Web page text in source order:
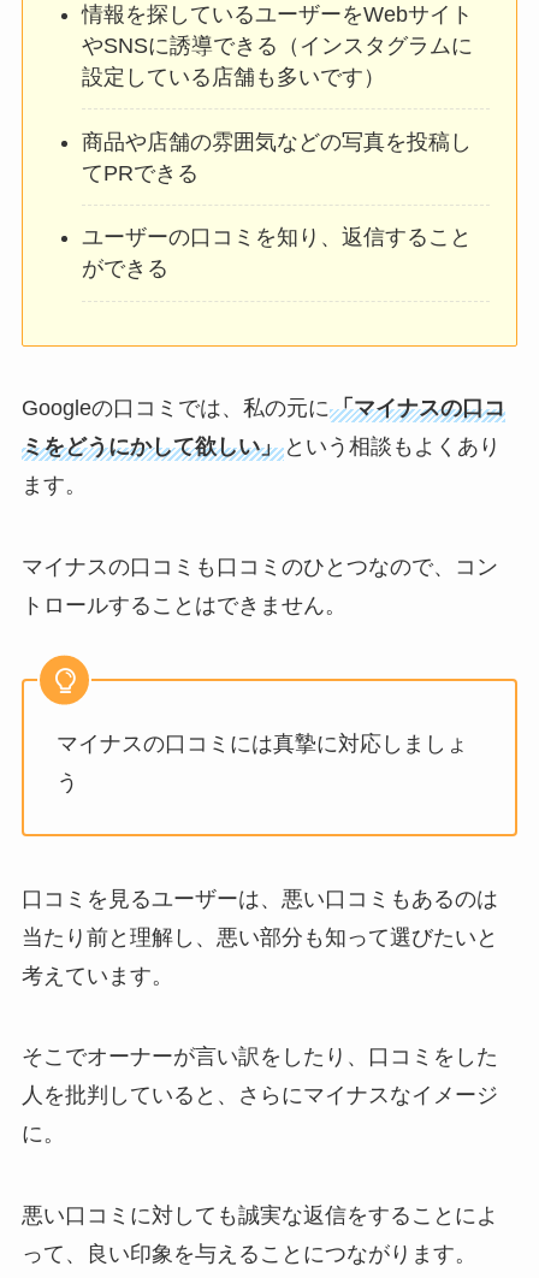
情報を探しているユーザーをWebサイト
やSNSに誘導できる（インスタグラムに
設定している店舗も多いです）
商品や店舗の雰囲気などの写真を投稿し
てPRできる
ユーザーの口コミを知り、返信すること
ができる
Googleの口コミでは、私の元に「マイナスの口コ
ミをどうにかして欲しい」という相談もよくあり
ます。
マイナスの口コミも口コミのひとつなので、コン
トロールすることはできません。
マイナスの口コミには真摯に対応しましょ
う
口コミを見るユーザーは、悪い口コミもあるのは
当たり前と理解し、悪い部分も知って選びたいと
考えています。
そこでオーナーが言い訳をしたり、口コミをした
人を批判していると、さらにマイナスなイメージ
に。
悪い口コミに対しても誠実な返信をすることによ
って、良い印象を与えることにつながります。